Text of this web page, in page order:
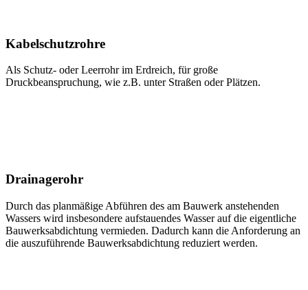
Kabelschutzrohre
Als Schutz- oder Leerrohr im Erdreich, für große
Druckbeanspruchung, wie z.B. unter Straßen oder Plätzen.
Drainagerohr
Durch das planmäßige Abführen des am Bauwerk anstehenden
Wassers wird insbesondere aufstauendes Wasser auf die eigentliche
Bauwerksabdichtung vermieden. Dadurch kann die Anforderung an
die auszuführende Bauwerksabdichtung reduziert werden.